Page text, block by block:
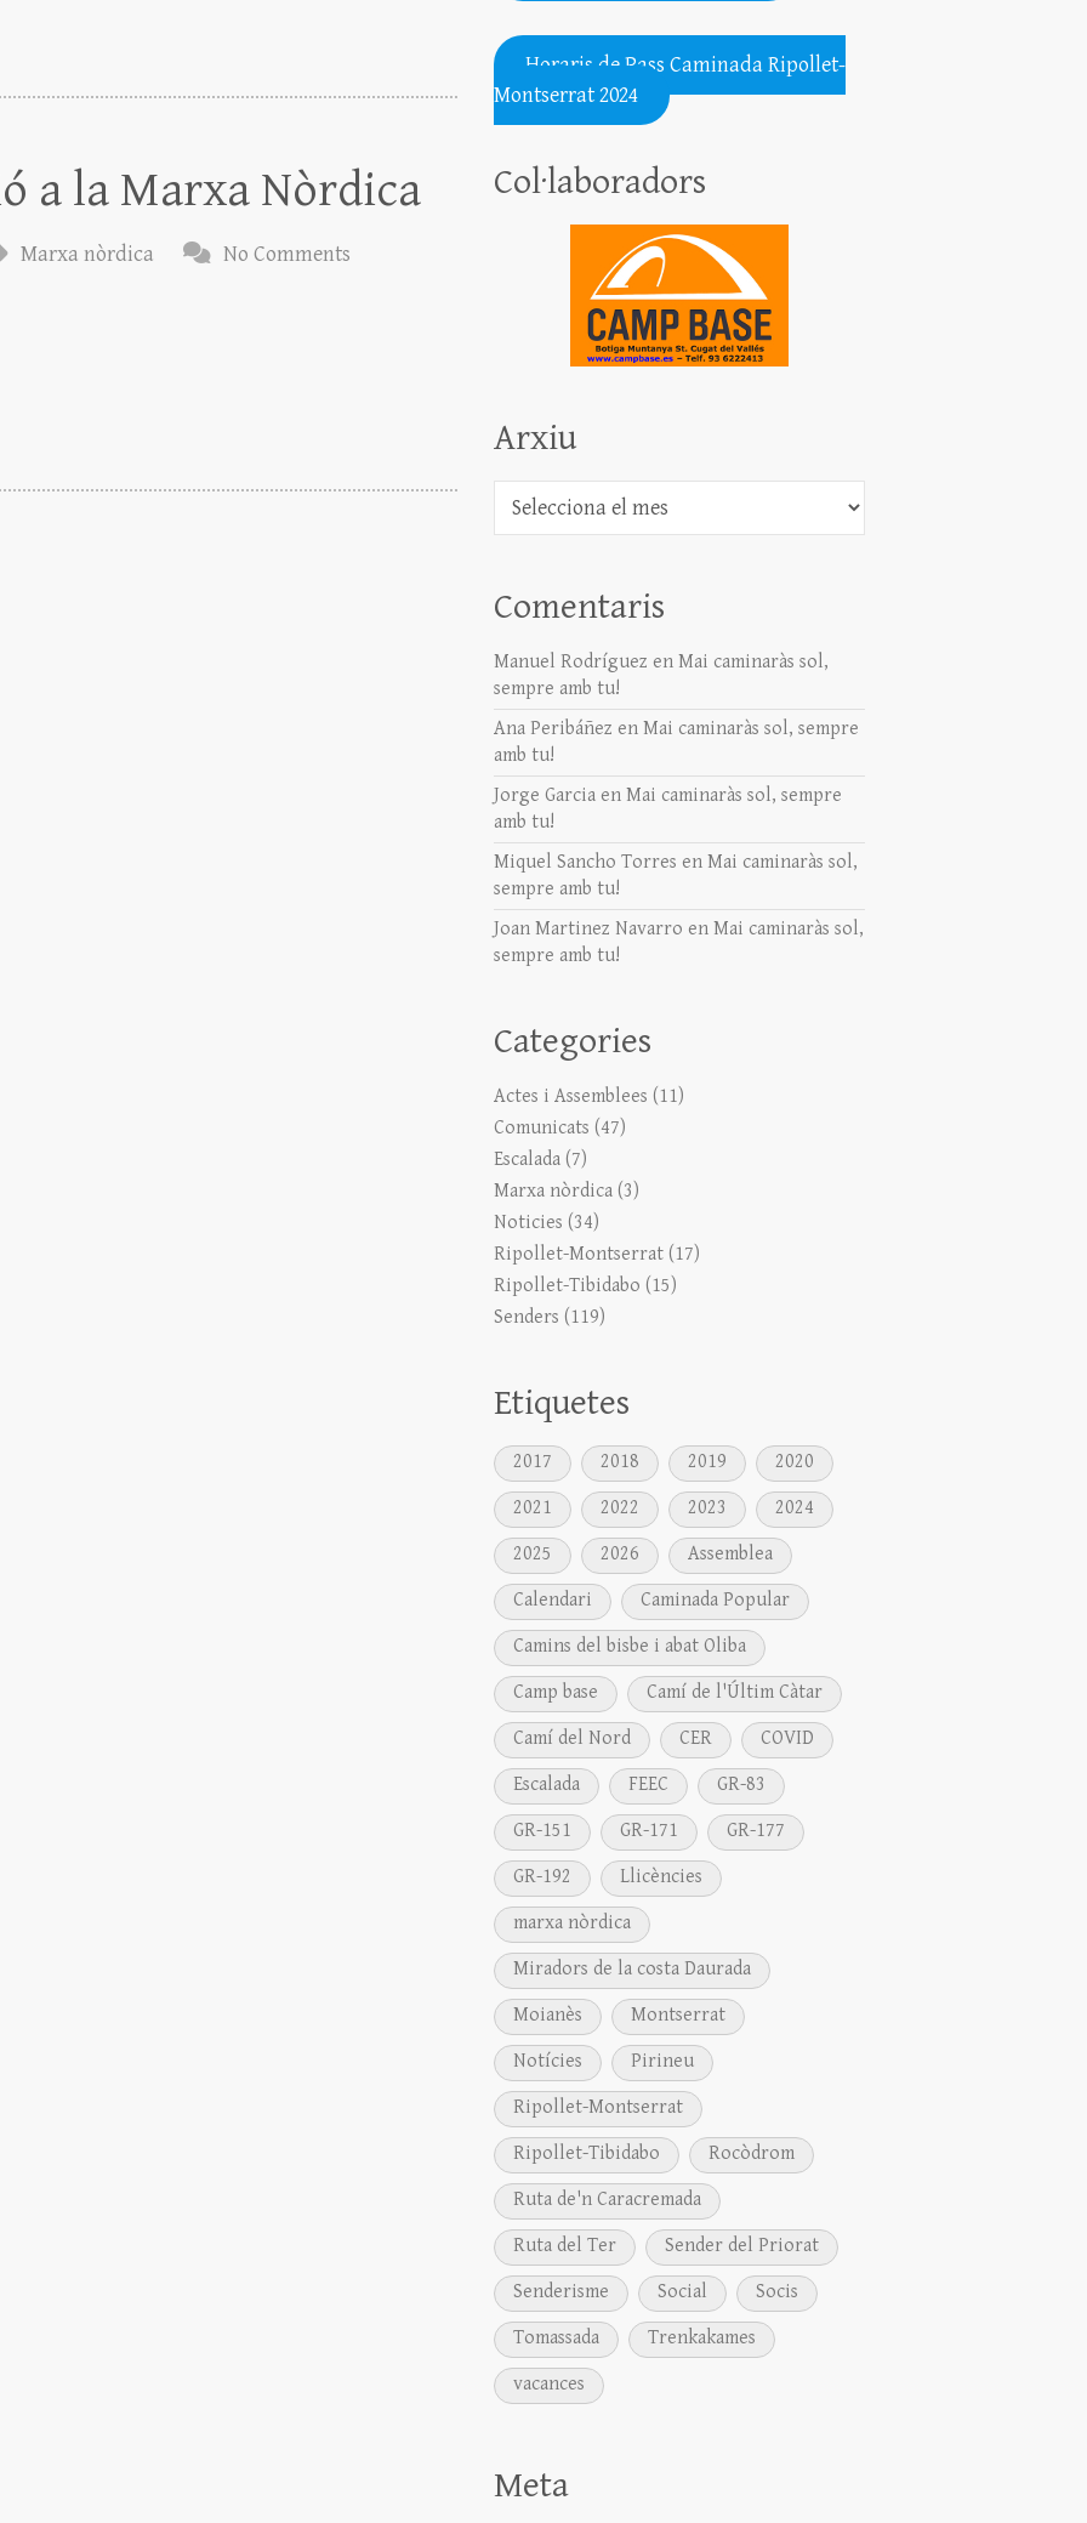
a la Marxa Nòrdica
Marxa nòrdica No Comments
.......................................................
Horaris de Pass Caminada Ripollet-
Montserrat 2024
Col·laboradors
Arxiu
Arxiu
Comentaris
Manuel Rodríguez enMai caminaràs sol,
sempre amb tu!
Ana Peribáñez enMai caminaràs sol, sempre
amb tu!
Jorge Garcia enMai caminaràs sol, sempre
amb tu!
Miquel Sancho Torres enMai caminaràs sol,
sempre amb tu!
Joan Martinez Navarro enMai caminaràs sol,
sempre amb tu!
Categories
Actes i Assemblees (11)
Comunicats (47)
Escalada (7)
Marxa nòrdica (3)
Noticies (34)
Ripollet-Montserrat (17)
Ripollet-Tibidabo (15)
Senders (119)
Etiquetes
2017 2018 2019
2020
2021
2022 2023
2024
2025
2026
Assemblea
Calendari
Caminada Popular
Camins del bisbe i abat Oliba
Camp base
Camí de l'Últim Càtar
Camí del Nord
CER
COVID
Escalada
FEEC
GR-83
GR-151
GR-171
GR-177
GR-192
Llicències
marxa nòrdica
Miradors de la costa Daurada
Moianès
Montserrat
Notícies
Pirineu
Ripollet-Montserrat
Ripollet-Tibidabo
Rocòdrom
Ruta de'n Caracremada
Ruta del Ter
Sender del Priorat
Senderisme
Social
Socis
Tomassada
Trenkakames
vacances
Meta